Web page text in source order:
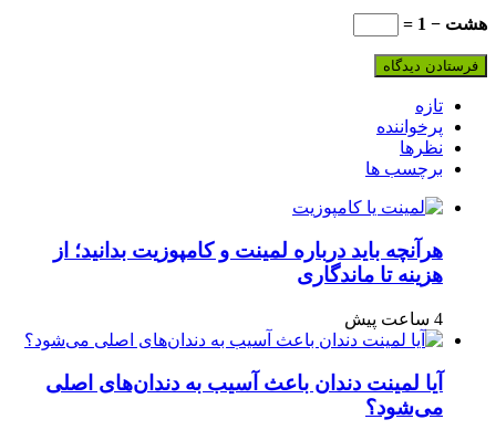
هشت − 1 =
تازه
پرخواننده
نظرها
برچسب ها
هرآنچه باید درباره لمینت و کامپوزیت بدانید؛ از
هزینه تا ماندگاری
4 ساعت پیش
آیا لمینت دندان باعث آسیب به دندان‌های اصلی
می‌شود؟